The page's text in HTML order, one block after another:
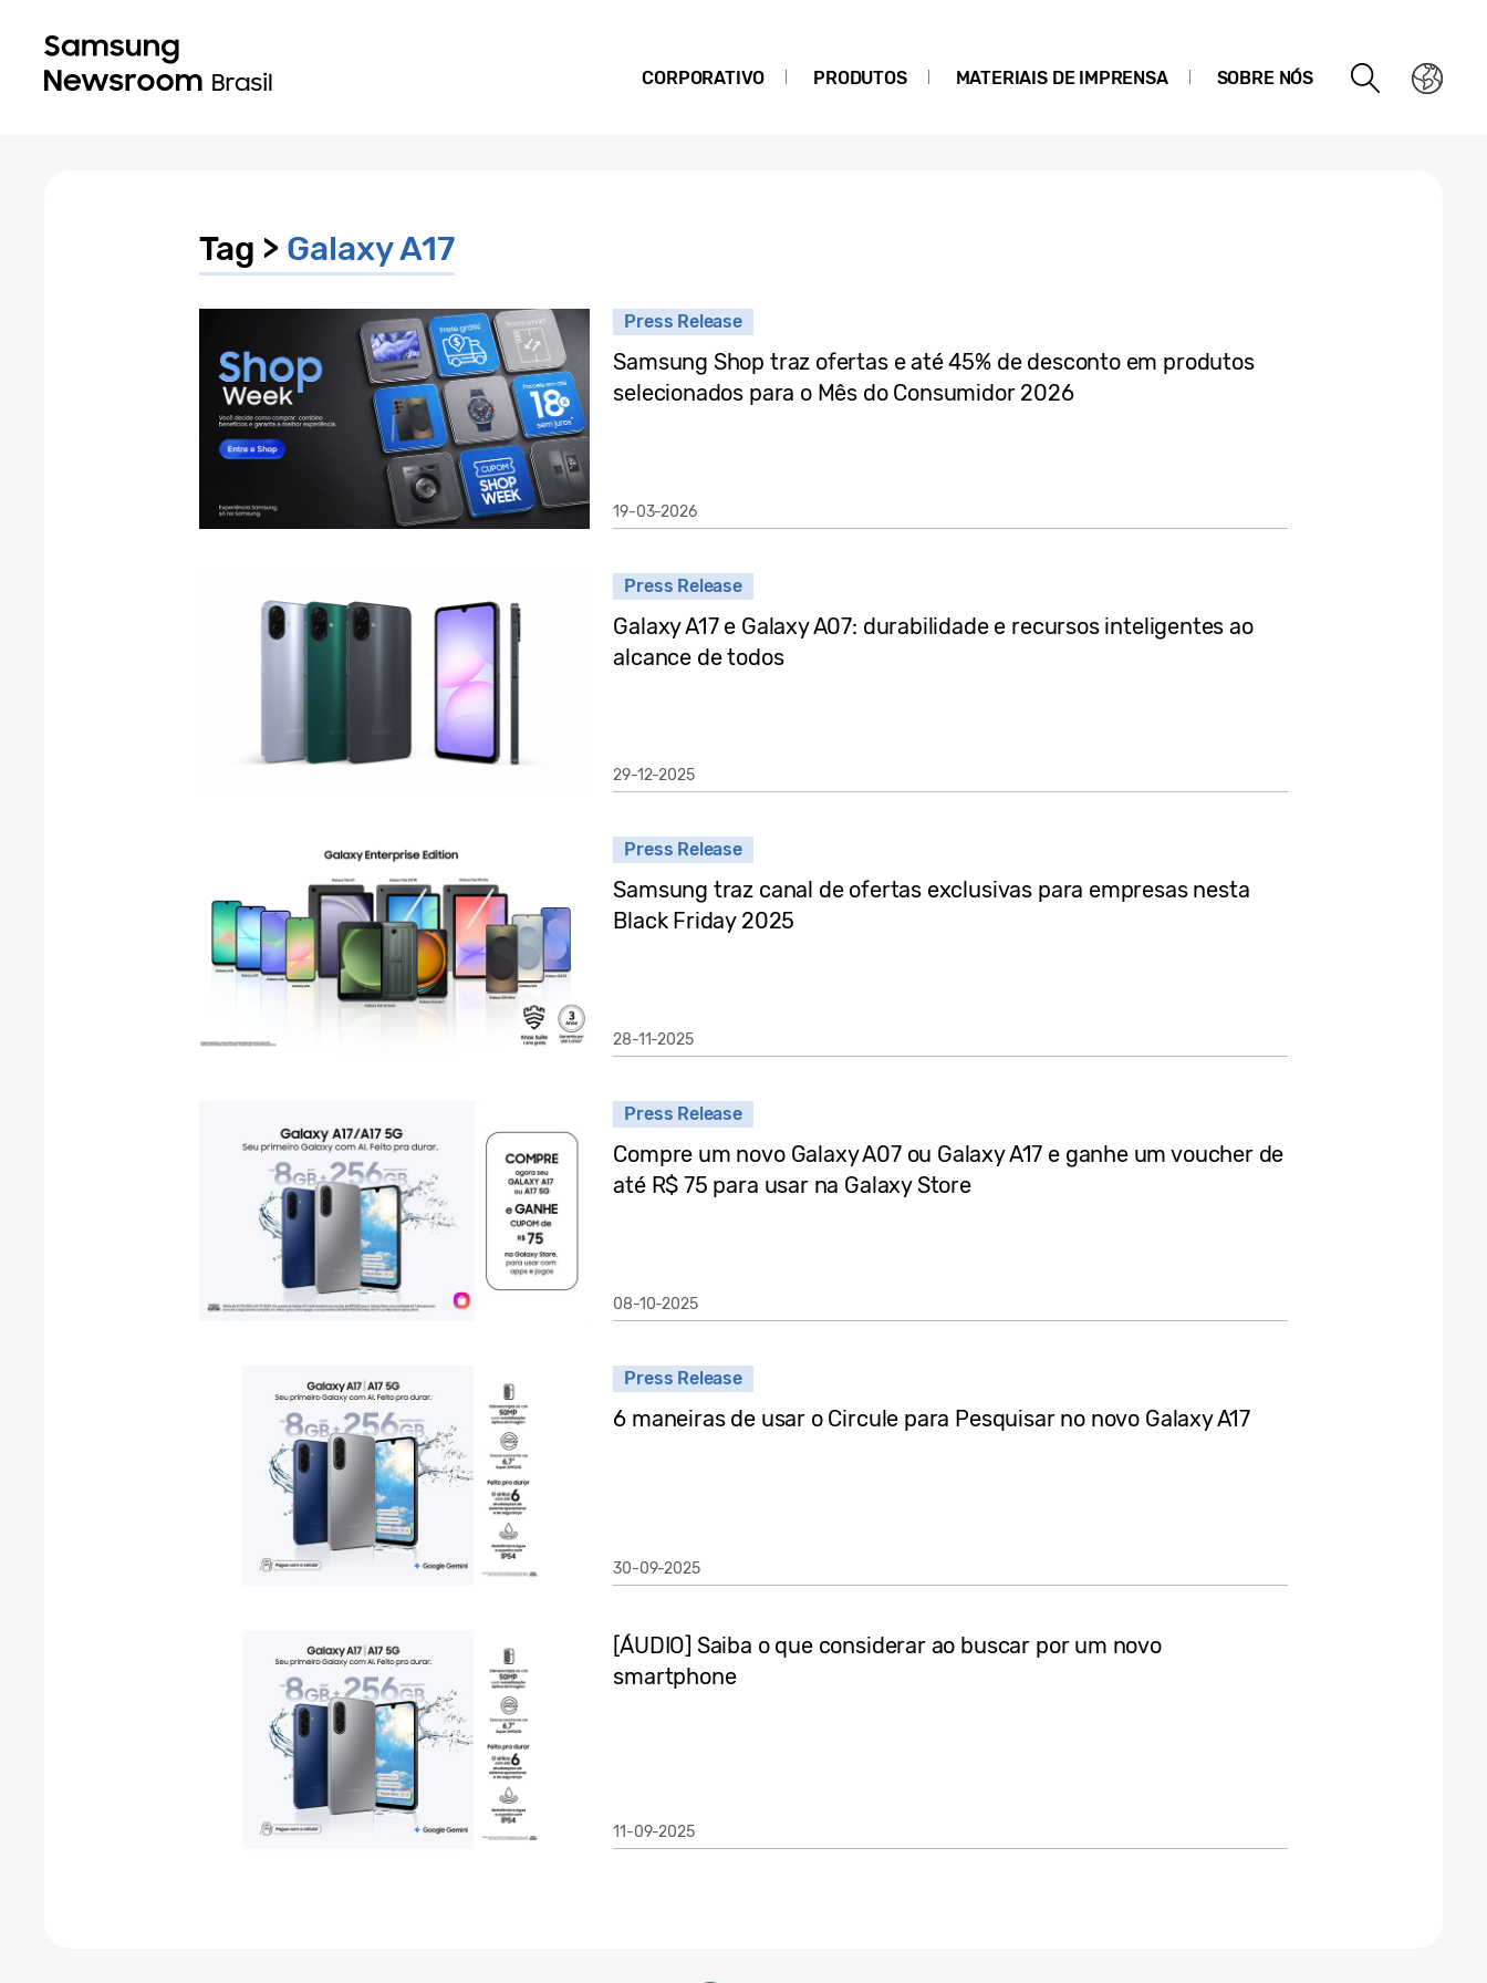
CORPORATIVO PRODUTOS MATERIAIS DE IMPRENSA SOBRE NÓS
Tag > Galaxy A17
Press Release
Samsung Shop traz ofertas e até 45% de desconto em produtos
selecionados para o Mês do Consumidor 2026
19-03-2026
Press Release
Galaxy A17 e Galaxy A07: durabilidade e recursos inteligentes ao
alcance de todos
29-12-2025
Press Release
Samsung traz canal de ofertas exclusivas para empresas nesta
Black Friday 2025
28-11-2025
Press Release
Compre um novo Galaxy A07 ou Galaxy A17 e ganhe um voucher de
até R$ 75 para usar na Galaxy Store
08-10-2025
Press Release
6 maneiras de usar o Circule para Pesquisar no novo Galaxy A17
30-09-2025
[ÁUDIO] Saiba o que considerar ao buscar por um novo
smartphone
11-09-2025